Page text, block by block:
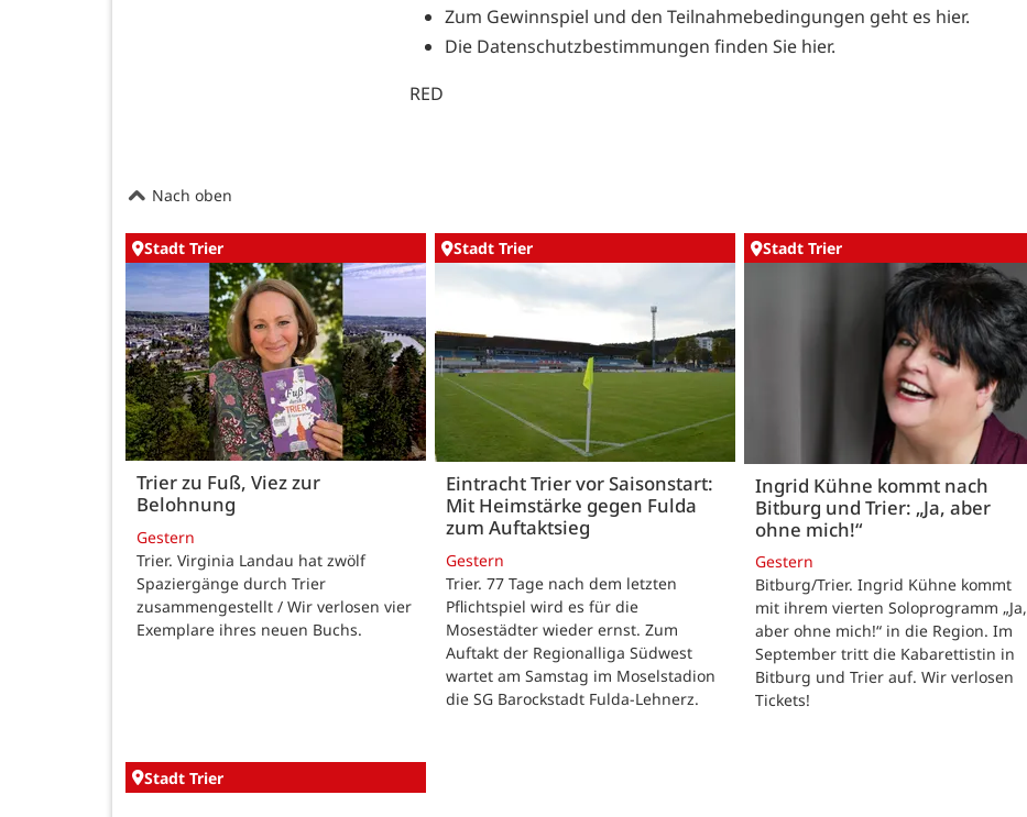
Zum Gewinnspiel und den Teilnahmebedingungen geht es hier.
Die Datenschutzbestimmungen finden Sie hier.
RED
Nach oben
Stadt Trier
Trier zu Fuß, Viez zur
Belohnung
Gestern
Trier. Virginia Landau hat zwölf
Spaziergänge durch Trier
zusammengestellt / Wir verlosen vier
Exemplare ihres neuen Buchs.
Stadt Trier
Eintracht Trier vor Saisonstart:
Mit Heimstärke gegen Fulda
zum Auftaktsieg
Gestern
Trier. 77 Tage nach dem letzten
Pflichtspiel wird es für die
Mosestädter wieder ernst. Zum
Auftakt der Regionalliga Südwest
wartet am Samstag im Moselstadion
die SG Barockstadt Fulda-Lehnerz.
Stadt Trier
Ingrid Kühne kommt nach
Bitburg und Trier: „Ja, aber
ohne mich!“
Gestern
Bitburg/Trier. Ingrid Kühne kommt
mit ihrem vierten Soloprogramm „Ja,
aber ohne mich!“ in die Region. Im
September tritt die Kabarettistin in
Bitburg und Trier auf. Wir verlosen
Tickets!
Stadt Trier